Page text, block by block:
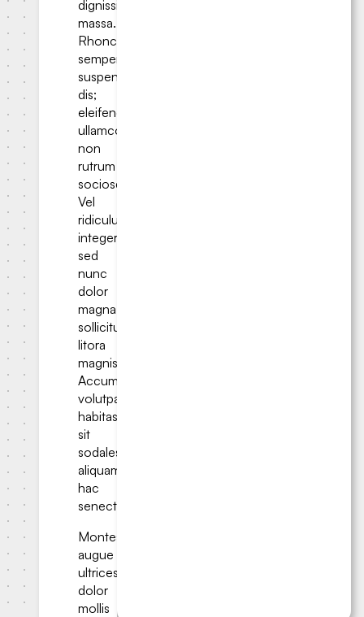
dignissim
massa.
Rhoncus
semper
suspendisse
dis;
eleifend
ullamcorper
non
rutrum
sociosqu?
Vel
ridiculus
integer
sed
nunc
dolor
magna
sollicitudin
litora
magnis.
Accumsan
volutpat
habitasse
sit
sodales;
aliquam
hac
senectus.
Montes
augue
ultrices
dolor
mollis